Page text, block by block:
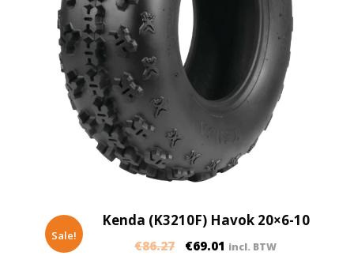
Sale!
Kenda (K3210F) Havok 20×6-10
€86.27 €69.01 incl. BTW